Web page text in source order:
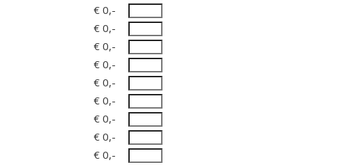
€ 0,-
€ 0,-
€ 0,-
€ 0,-
€ 0,-
€ 0,-
€ 0,-
€ 0,-
€ 0,-